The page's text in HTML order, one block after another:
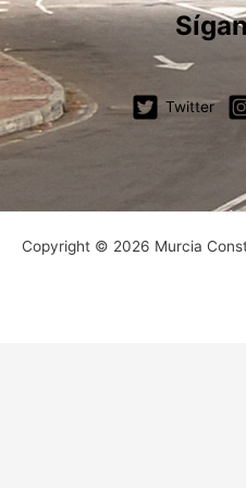
Twitter
Copyright © 2026 Murcia